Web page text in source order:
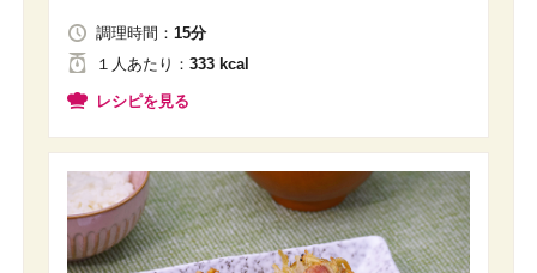
調理時間： 15分
１人 あたり ： 333 kcal
レシピを見る